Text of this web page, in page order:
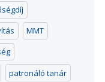
MMT
patronáló tanár